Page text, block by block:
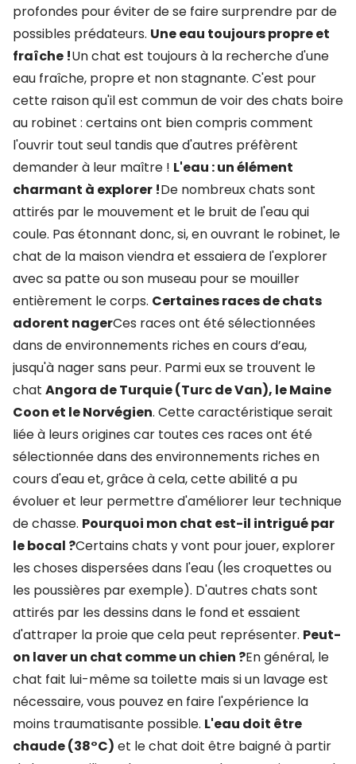
profondes pour éviter de se faire surprendre par de
possibles prédateurs. Une eau toujours propre et
fraîche !Un chat est toujours à la recherche d'une
eau fraîche, propre et non stagnante. C'est pour
cette raison qu'il est commun de voir des chats boire
au robinet : certains ont bien compris comment
l'ouvrir tout seul tandis que d'autres préfèrent
demander à leur maître ! L'eau : un élément
charmant à explorer !De nombreux chats sont
attirés par le mouvement et le bruit de l'eau qui
coule. Pas étonnant donc, si, en ouvrant le robinet, le
chat de la maison viendra et essaiera de l'explorer
avec sa patte ou son museau pour se mouiller
entièrement le corps. Certaines races de chats
adorent nagerCes races ont été sélectionnées
dans de environnements riches en cours d’eau,
jusqu'à nager sans peur. Parmi eux se trouvent le
chat Angora de Turquie (Turc de Van), le Maine
Coon et le Norvégien. Cette caractéristique serait
liée à leurs origines car toutes ces races ont été
sélectionnée dans des environnements riches en
cours d'eau et, grâce à cela, cette abilité a pu
évoluer et leur permettre d'améliorer leur technique
de chasse. Pourquoi mon chat est-il intrigué par
le bocal ?Certains chats y vont pour jouer, explorer
les choses dispersées dans l'eau (les croquettes ou
les poussières par exemple). D'autres chats sont
attirés par les dessins dans le fond et essaient
d'attraper la proie que cela peut représenter. Peut-
on laver un chat comme un chien ?En général, le
chat fait lui-même sa toilette mais si un lavage est
nécessaire, vous pouvez en faire l'expérience la
moins traumatisante possible. L'eau doit être
chaude (38°C) et le chat doit être baigné à partir